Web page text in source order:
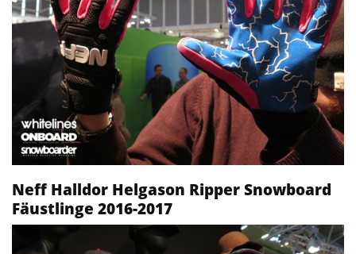
Neff Halldor Helgason Ripper Snowboard
Fäustlinge 2016-2017